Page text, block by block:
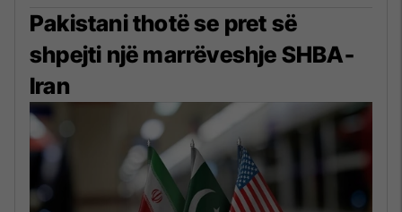
Pakistani thotë se pret së
shpejti një marrëveshje SHBA-
Iran